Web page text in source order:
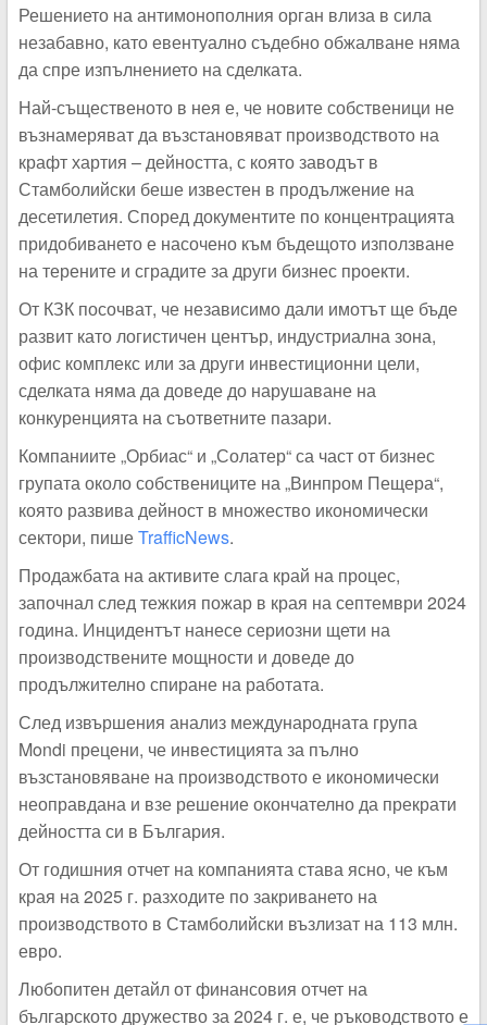
Решението на антимонополния орган влиза в сила
незабавно, като евентуално съдебно обжалване няма
да спре изпълнението на сделката.
Най-същественото в нея е, че новите собственици не
възнамеряват да възстановяват производството на
крафт хартия – дейността, с която заводът в
Стамболийски беше известен в продължение на
десетилетия. Според документите по концентрацията
придобиването е насочено към бъдещото използване
на терените и сградите за други бизнес проекти.
От КЗК посочват, че независимо дали имотът ще бъде
развит като логистичен център, индустриална зона,
офис комплекс или за други инвестиционни цели,
сделката няма да доведе до нарушаване на
конкуренцията на съответните пазари.
Компаниите „Орбиас“ и „Солатер“ са част от бизнес
групата около собствениците на „Винпром Пещера“,
която развива дейност в множество икономически
сектори, пишеTrafficNews.
Продажбата на активите слага край на процес,
започнал след тежкия пожар в края на септември 2024
година. Инцидентът нанесе сериозни щети на
производствените мощности и доведе до
продължително спиране на работата.
След извършения анализ международната група
Mondi прецени, че инвестицията за пълно
възстановяване на производството е икономически
неоправдана и взе решение окончателно да прекрати
дейността си в България.
От годишния отчет на компанията става ясно, че към
края на 2025 г. разходите по закриването на
производството в Стамболийски възлизат на 113 млн.
евро.
Любопитен детайл от финансовия отчет на
българското дружество за 2024 г. е, че ръководството е